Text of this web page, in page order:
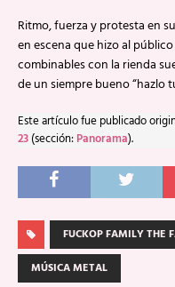
Ritmo, fuerza y protesta en
en escena que hizo al
combinables con la rienda
de un siempre bueno “hazlo
Este artículo fue publicado
23 (sección: Panorama).
FUCKOP FAMILY THE
MÚSICA METAL